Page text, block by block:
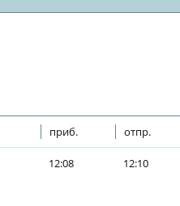
приб. отпр.
12:08 12:10